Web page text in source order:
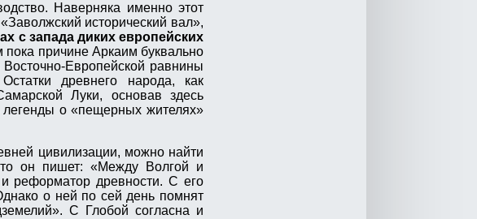
Наверняка именно этот
исторический вал»,
с запада диких европейских
пока причине Аркаим буквально
Европейской равнины
древнего народа, как
Луки, основав здесь
легенды о «пещерных жителях»
цивилизации, можно найти
он пишет: «Между Волгой и
реформатор древности. С его
о ней по сей день помнят
С Глобой согласна и